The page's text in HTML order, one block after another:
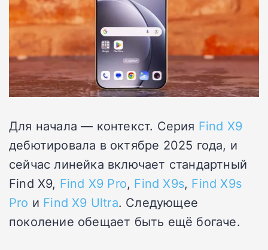
Для начала — контекст. Серия Find X9
дебютировала в октябре 2025 года, и
сейчас линейка включает стандартный
Find X9, Find X9 Pro, Find X9s, Find X9s
Pro и Find X9 Ultra. Следующее
поколение обещает быть ещё богаче.